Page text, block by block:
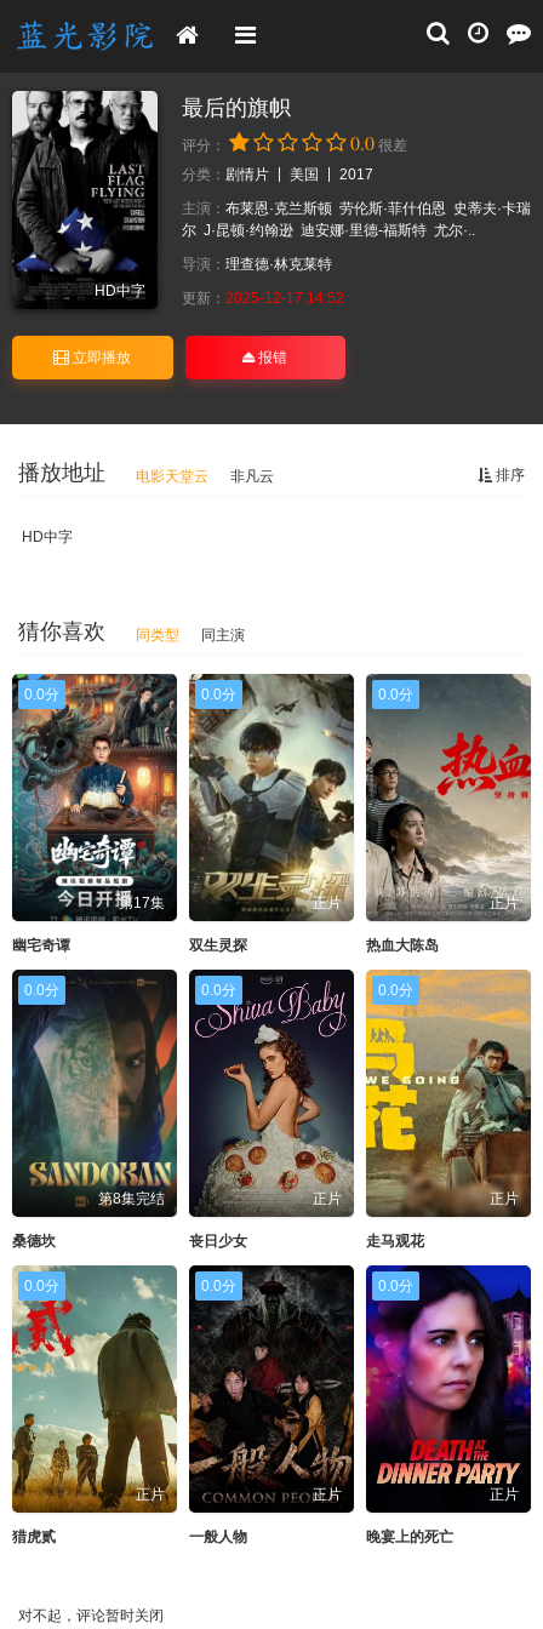
HD中字
最后的旗帜
评分： 0.0 很差
分类： 剧情片 美国
2017
主演： 布莱恩·克兰斯顿 劳伦斯·菲什伯恩 史蒂夫·卡瑞
尔 J·昆顿·约翰逊 迪安娜·里德-福斯特 尤尔·..
导演： 理查德·林克莱特
更新： 2025-12-17 14:52
立即播放 报错
排序
播放地址 电影天堂云 非凡云
HD中字
猜你喜欢 同类型 同主演
0.0分
第17集
幽宅奇谭
0.0分
正片
双生灵探
0.0分
正片
热血大陈岛
0.0分
第8集完结
桑德坎
0.0分
正片
丧日少女
0.0分
正片
走马观花
0.0分
正片
猎虎贰
0.0分
正片
一般人物
0.0分
正片
晚宴上的死亡
对不起，评论暂时关闭